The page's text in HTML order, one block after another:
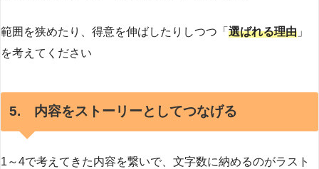
範囲を狭めたり、得意を伸ばしたりしつつ「 選ばれる理由 」
を考えてください
5. 内容をストーリーとしてつなげる
1～4で考えてきた内容を繋いで、文字数に納めるのがラスト